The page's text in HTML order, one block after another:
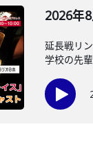
2026年
延長戦リ
学校の先